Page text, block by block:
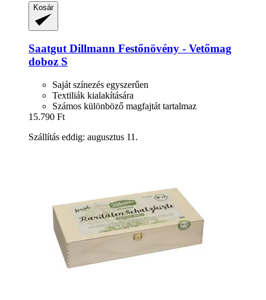
Kosár
Saatgut Dillmann Festőnövény -​ Vetőmag
doboz S
Saját színezés egyszerűen
Textiliák kialakítására
Számos különböző magfajtát tartalmaz
15.790 Ft
Szállítás eddig: augusztus 11.